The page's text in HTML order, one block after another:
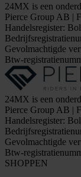
24MX is een
Pierce Group AB |
Handelsregister:
Gevolmachtigde
Btw-
24MX is een
Pierce Group AB |
Handelsregister:
Gevolmachtigde
Btw-
SHOPPEN